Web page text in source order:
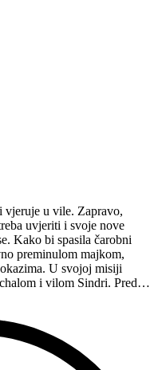
vjeruje u vile. Zapravo,
uvjeriti i svoje nove
Kako bi spasila čarobni
preminulom majkom,
U svojoj misiji
i vilom Sindri. Pred…